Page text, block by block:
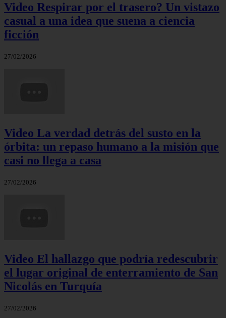
Video Respirar por el trasero? Un vistazo
casual a una idea que suena a ciencia
ficción
27/02/2026
Video La verdad detrás del susto en la
órbita: un repaso humano a la misión que
casi no llega a casa
27/02/2026
Video El hallazgo que podría redescubrir
el lugar original de enterramiento de San
Nicolás en Turquía
27/02/2026